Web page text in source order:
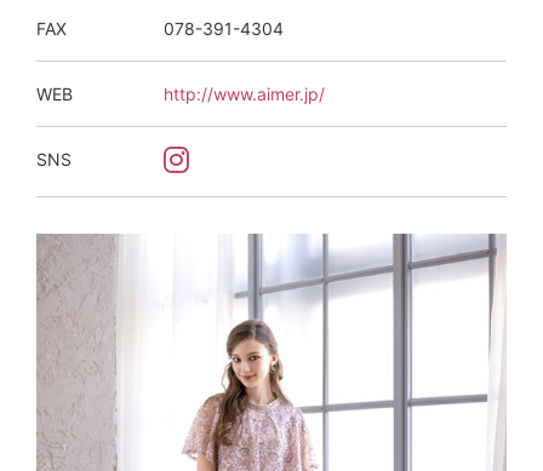
FAX 078-391-4304
WEB http://www.aimer.jp/
SNS